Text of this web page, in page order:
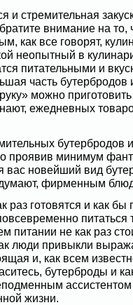
и стремительная
внимание на то,
как все говорят,
неопытный в
питательными и
часть бутербродов
можно приготовить
ежедневных
бутербродов
проявив минимум
вас новейший вид
думают, фирменным
раз готовятся и как бы
питаться
питании не как раз
люди привыкли
и, как всем
бутерброды и
жизни.